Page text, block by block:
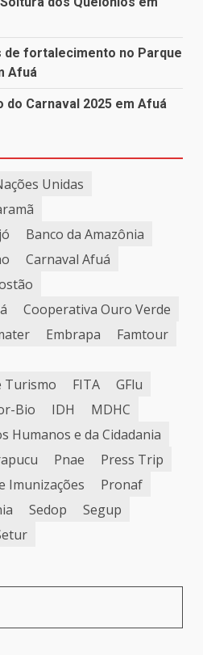
de fortalecimento no Parque
Afuá
Carnaval 2025 em Afuá
Unidas
Banco da Amazônia
Carnaval Afuá
Cooperativa Ouro Verde
Embrapa
Famtour
Turismo
FITA
GFlu
Bio IDH
MDHC
Humanos e da Cidadania
Pnae
Press Trip
Imunizações
Pronaf
Sedop
Segup